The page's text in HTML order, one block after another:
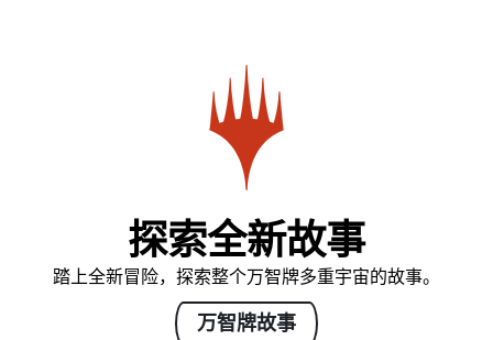
探索全新故事
踏上全新冒险，探索整个万智牌多重宇宙的故事。
万智牌故事